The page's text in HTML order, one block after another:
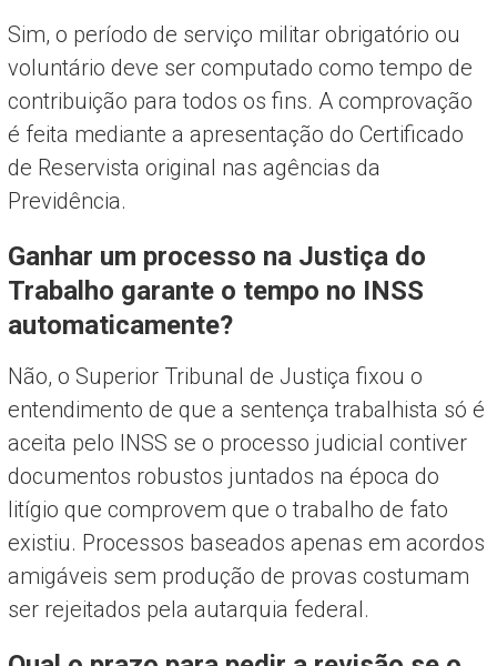
Sim, o período de serviço militar obrigatório ou
voluntário deve ser computado como tempo de
contribuição para todos os fins. A comprovação
é feita mediante a apresentação do Certificado
de Reservista original nas agências da
Previdência.
Ganhar um processo na Justiça do
Trabalho garante o tempo no INSS
automaticamente?
Não, o Superior Tribunal de Justiça fixou o
entendimento de que a sentença trabalhista só é
aceita pelo INSS se o processo judicial contiver
documentos robustos juntados na época do
litígio que comprovem que o trabalho de fato
existiu. Processos baseados apenas em acordos
amigáveis sem produção de provas costumam
ser rejeitados pela autarquia federal.